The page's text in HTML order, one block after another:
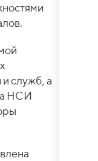
служб, а
НСИ